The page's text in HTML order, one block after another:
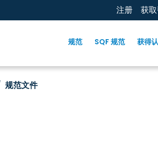
注册 获
规范 SQF 规范 获得
规范文件